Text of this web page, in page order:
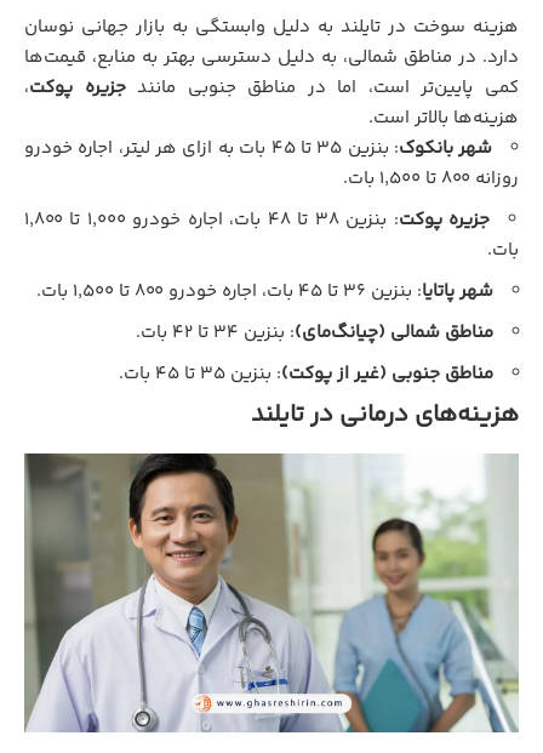
هزینه سوخت در تایلند به دلیل وابستگی به بازار جهانی نوسان
دارد. در مناطق شمالی، به دلیل دسترسی بهتر به منابع، قیمت‌ها
کمی پایین‌تر است، اما در مناطق جنوبی مانندجزیره پوکت،
هزینه‌ها بالاتر است.
شهر بانکوک
: بنزین ۳۵ تا ۴۵ بات به ازای هر لیتر، اجاره خودرو
روزانه ۸۰۰ تا ۱,۵۰۰ بات.
جزیره پوکت
: بنزین ۳۸ تا ۴۸ بات، اجاره خودرو ۱,۰۰۰ تا ۱,۸۰۰
بات.
شهر پاتایا: بنزین ۳۶ تا ۴۵ بات، اجاره خودرو ۸۰۰ تا ۱,۵۰۰ بات.
مناطق شمالی (چیانگ‌مای): بنزین ۳۴ تا ۴۲ بات.
مناطق جنوبی (غیر از پوکت): بنزین ۳۵ تا ۴۵ بات.
هزینه‌های درمانی در تایلند